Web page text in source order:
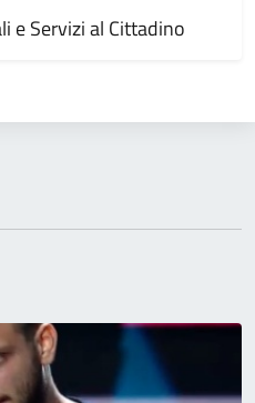
e Servizi al Cittadino